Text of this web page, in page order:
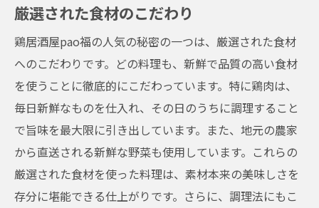
厳選された食材のこだわり
鶏居酒屋pao福の人気の秘密の一つは、厳選された食材
へのこだわりです。どの料理も、新鮮で品質の高い食材
を使うことに徹底的にこだわっています。特に鶏肉は、
毎日新鮮なものを仕入れ、その日のうちに調理すること
で旨味を最大限に引き出しています。また、地元の農家
から直送される新鮮な野菜も使用しています。これらの
厳選された食材を使った料理は、素材本来の美味しさを
存分に堪能できる仕上がりです。さらに、調理法にもこ